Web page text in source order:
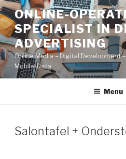
Naar
de
inhoud
springen
ONLINE-
SPECIALIST IN
ADVERTISING
Online Media – Digital Development
Mobile-Data
Menu
Salontafel +